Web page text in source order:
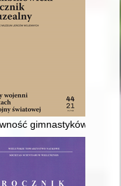
zapis panelu
gimnastyków w